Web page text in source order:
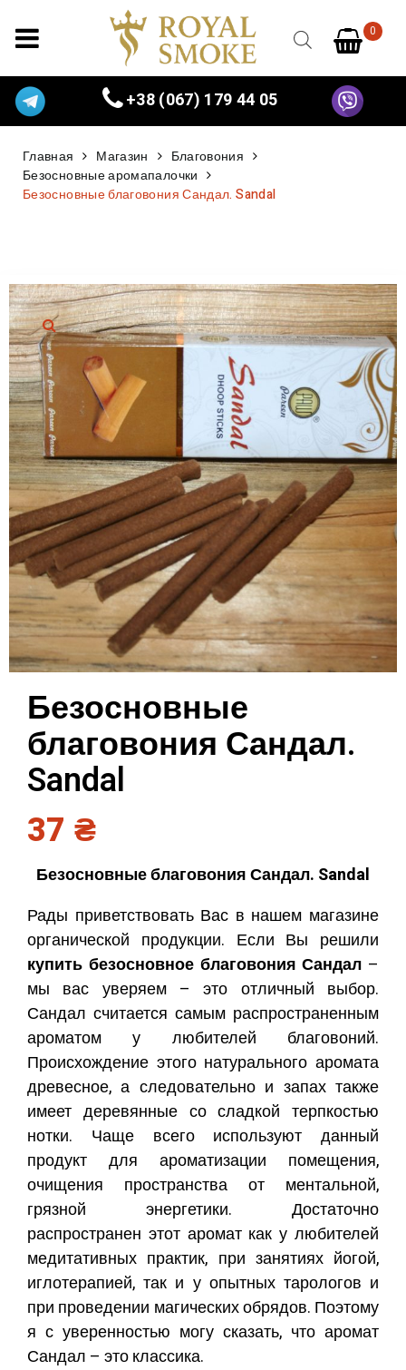
0
+38 (067) 179 44 05
Главная Магазин
Благовония
Безосновные аромапалочки
Безосновные благовония Сандал. Sandal
Безосновные
благовония Сандал.
Sandal
37₴
Безосновные благовония Сандал. Sandal
Рады приветствовать Вас в нашем магазине
органической продукции. Если Вы решили
купить безосновное благовония Сандал –
мы вас уверяем – это отличный выбор.
Сандал считается самым распространенным
ароматом у любителей благовоний.
Происхождение этого натурального аромата
древесное, а следовательно и запах также
имеет деревянные со сладкой терпкостью
нотки. Чаще всего используют данный
продукт для ароматизации помещения,
очищения пространства от ментальной,
грязной энергетики. Достаточно
распространен этот аромат как у любителей
медитативных практик, при занятиях йогой,
иглотерапией, так и у опытных тарологов и
при проведении магических обрядов. Поэтому
я с уверенностью могу сказать, что аромат
Сандал – это классика.